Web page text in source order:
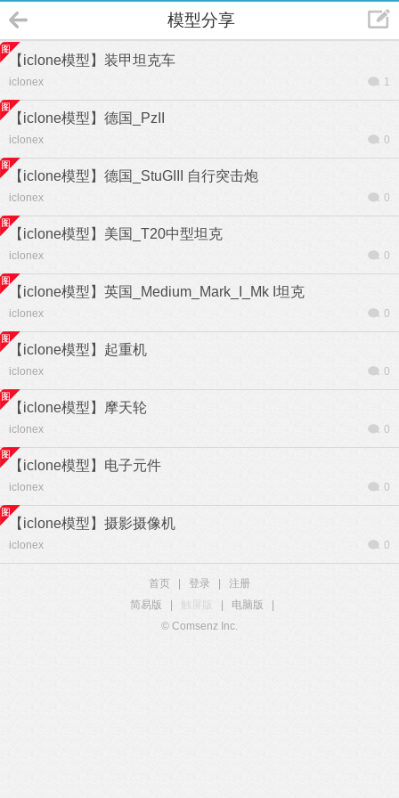
模型分享
【iclone模型】装甲坦克车
iclonex 1
【iclone模型】德国_PzII
iclonex 0
【iclone模型】德国_StuGIII 自行突击炮
iclonex 0
【iclone模型】美国_T20中型坦克
iclonex 0
【iclone模型】英国_Medium_Mark_I_Mk I坦克
iclonex 0
【iclone模型】起重机
iclonex 0
【iclone模型】摩天轮
iclonex 0
【iclone模型】电子元件
iclonex 0
【iclone模型】摄影摄像机
iclonex 0
首页 登录
注册
简易版
触屏版 电脑版
© Comsenz Inc.